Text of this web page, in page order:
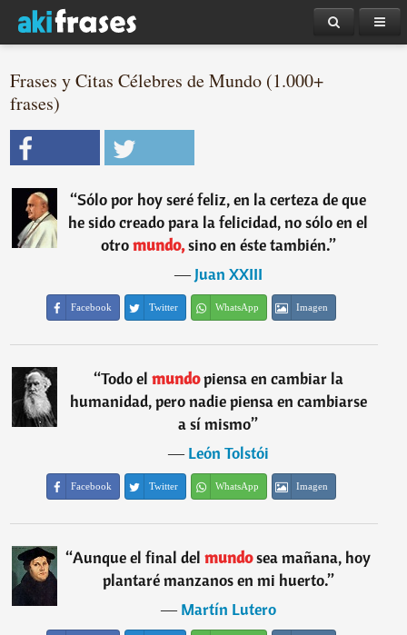
Frases y Citas Célebres de Mundo (1.000+
frases)
“Sólo por hoy seré feliz, en la certeza de que
he sido creado para la felicidad, no sólo en el
otromundo,sino en éste también.”
―Juan XXIII
Facebook Twitter WhatsApp Imagen
“Todo el mundopiensa en cambiar la
humanidad, pero nadie piensa en cambiarse
a sí mismo”
―León Tolstói
Facebook Twitter WhatsApp Imagen
“Aunque el final del mundosea mañana, hoy
plantaré manzanos en mi huerto.”
―Martín Lutero